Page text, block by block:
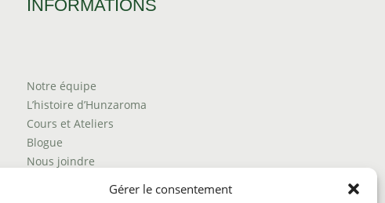
Gérer le consentement
INFORMATIONS
Notre équipe
L’histoire d’Hunzaroma
Cours et Ateliers
Blogue
Nous joindre
Politique de frais d'envoi